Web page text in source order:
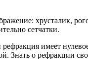
хрусталик,
сетчатки.
имеет
Знать о рефракции